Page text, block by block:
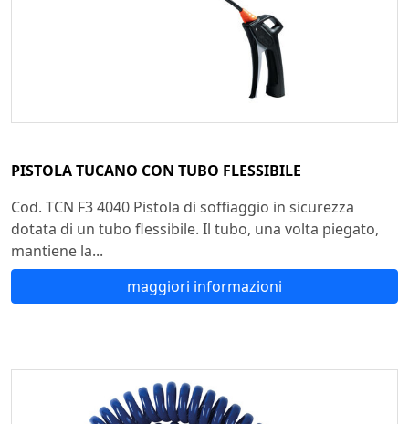
PISTOLA TUCANO CON TUBO FLESSIBILE
Cod. TCN F3 4040 Pistola di soffiaggio in sicurezza
dotata di un tubo flessibile. Il tubo, una volta piegato,
mantiene la...
maggiori informazioni